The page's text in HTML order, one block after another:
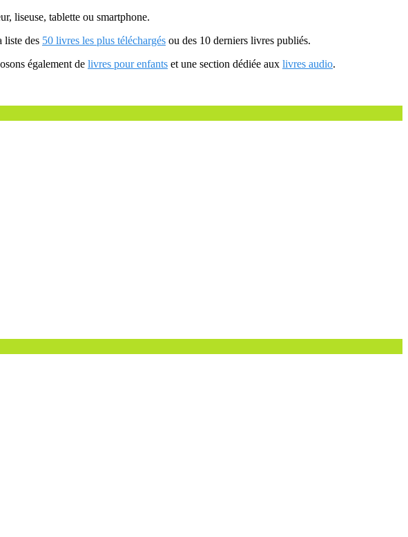
liseuse, tablette ou smartphone.
liste des 50 livres les plus téléchargés ou des 10 derniers livres publiés.
également de livres pour enfants et une section dédiée aux livres audio.